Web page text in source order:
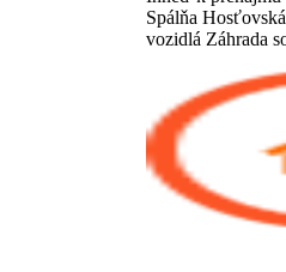
Spálňa
vozidlá Záhrada